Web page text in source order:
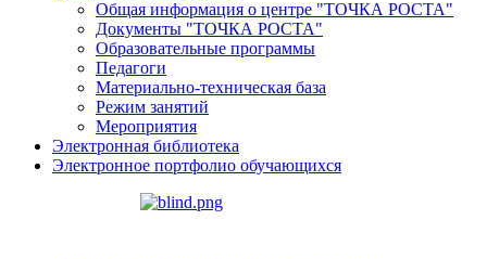
Общая информация о центре "ТОЧКА РОСТА"
Документы "ТОЧКА РОСТА"
Образовательные программы
Педагоги
Материально-техническая база
Режим занятий
Мероприятия
Электронная библиотека
Электронное портфолио обучающихся